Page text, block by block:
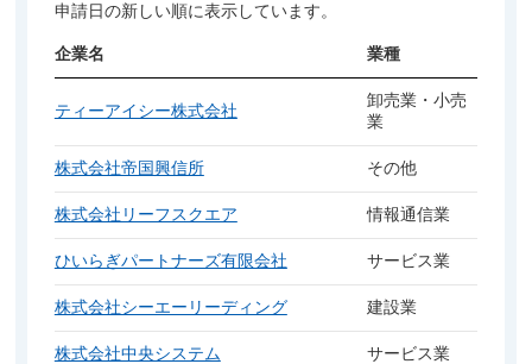
申請日の新しい順に表示しています。
企業名 業種
ティーアイシー株式会社
卸売業・小売
業
株式会社帝国興信所 その他
株式会社リーフスクエア 情報通信業
ひいらぎパートナーズ有限会社 サービス業
株式会社シーエーリーディング 建設業
株式会社中央システム サービス業